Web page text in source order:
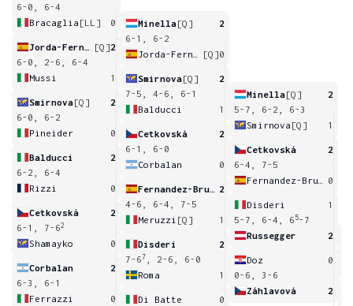
6-0, 6-4
Bracaglia [LL] 0
[Q]2
6-0, 2-6, 6-4
Mussi
1
Smirnova[Q]
2
6-0, 6-2
Pineider
0
Balducci
2
6-2, 6-4
Rizzi
0
Cetkovská
2
6-1, 7-62
Shamayko 0
Corbalan
2
6-3, 6-1
Ferrazzi
0
Minella[Q]
2
6-1, 6-2
[Q]0
Smirnova[Q]
2
7-5, 4-6, 6-1
Balducci
1
Cetkovská
2
6-1, 6-0
Corbalan
0
2
4-6, 6-4, 7-5
Meruzzi [Q] 1
Disderi
2
7-67
, 2-6, 6-0
Roma
1
Di Batte
0
Minella[Q]
2
5-7, 6-2, 6-3
Smirnova [Q] 1
Cetkovská
2
6-4, 7-5
0
Disderi
1
5-7, 6-4, 6 5-7
Russegger
2
Doz
0
0-6, 3-6
Záhlavová
2